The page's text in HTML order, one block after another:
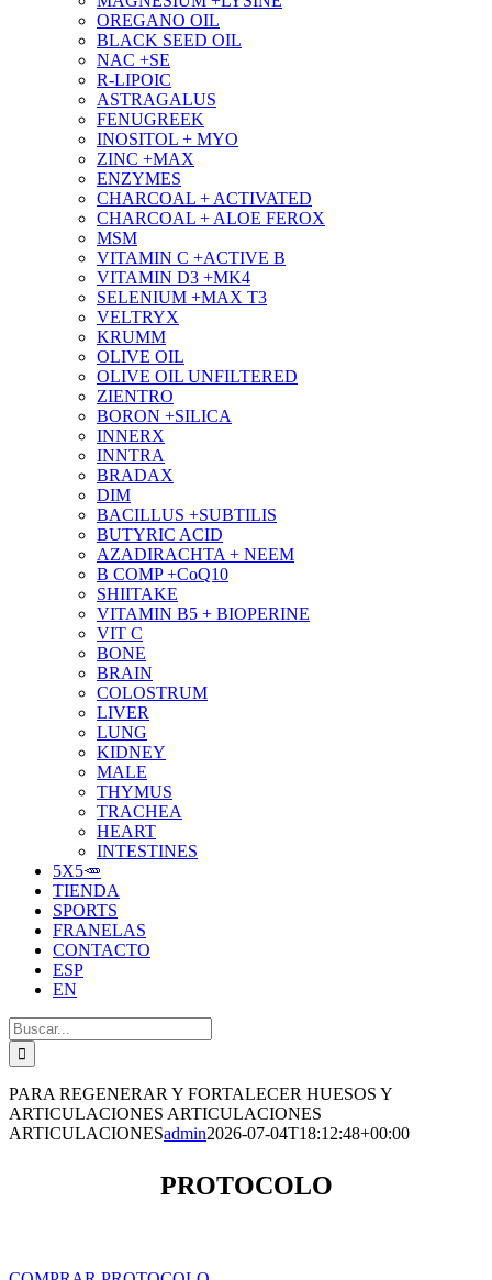
OREGANO OIL
BLACK SEED OIL
NAC +SE
R-LIPOIC
ASTRAGALUS
FENUGREEK
INOSITOL + MYO
ZINC +MAX
ENZYMES
CHARCOAL + ACTIVATED
CHARCOAL + ALOE FEROX
MSM
VITAMIN C +ACTIVE B
VITAMIN D3 +MK4
SELENIUM +MAX T3
VELTRYX
KRUMM
OLIVE OIL
OLIVE OIL UNFILTERED
ZIENTRO
BORON +SILICA
INNERX
INNTRA
BRADAX
DIM
BACILLUS +SUBTILIS
BUTYRIC ACID
AZADIRACHTA + NEEM
B COMP +CoQ10
SHIITAKE
VITAMIN B5 + BIOPERINE
VIT C
BONE
BRAIN
COLOSTRUM
LIVER
LUNG
KIDNEY
MALE
THYMUS
TRACHEA
HEART
INTESTINES
5X5🥕
TIENDA
SPORTS
FRANELAS
CONTACTO
ESP
EN
Buscar:
PARA REGENERAR Y FORTALECER HUESOS Y
ARTICULACIONES ARTICULACIONES
ARTICULACIONESadmin2026-07-04T18:12:48+00:00
PROTOCOLO